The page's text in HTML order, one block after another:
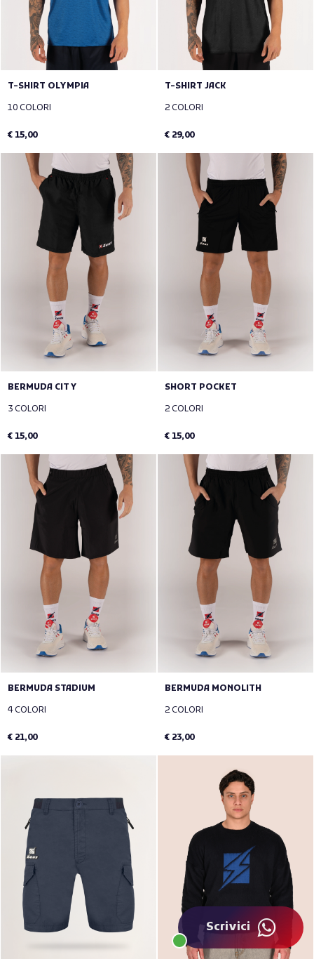
T-SHIRT OLYMPIA
10 COLORI
€ 15,00
T-SHIRT JACK
2 COLORI
€ 29,00
BERMUDA CITY
3 COLORI
€ 15,00
SHORT POCKET
2 COLORI
€ 15,00
BERMUDA STADIUM
4 COLORI
€ 21,00
BERMUDA MONOLITH
2 COLORI
€ 23,00
Scrivici